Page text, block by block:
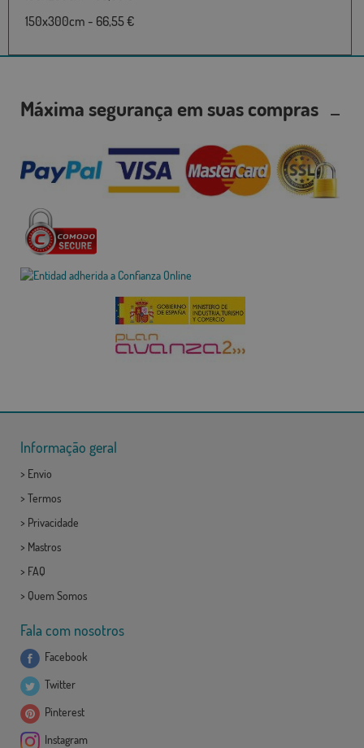
150x300cm - 66,55 €
Máxima segurança em suas compras
Informação geral
> Envio
> Termos
> Privacidade
> Mastros
> FAQ
> Quem Somos
Fala com nosotros
Facebook
Twitter
Pinterest
Instagram